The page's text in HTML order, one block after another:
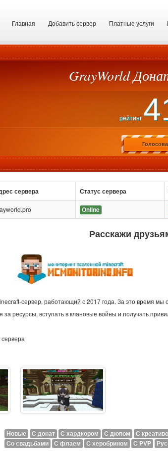
Главная Добавить сервер Платные услуги
GrayWorld
рейтинг
сервера Статус сервера
Online
Расскажи
сервер, работающий с 2017 года. За это время мы
за ресурсы, вступать в клановые войны и получать
Новые С донат С хардкором С дюпом С
Со свадьбами
С флаем С херобрином С PVP